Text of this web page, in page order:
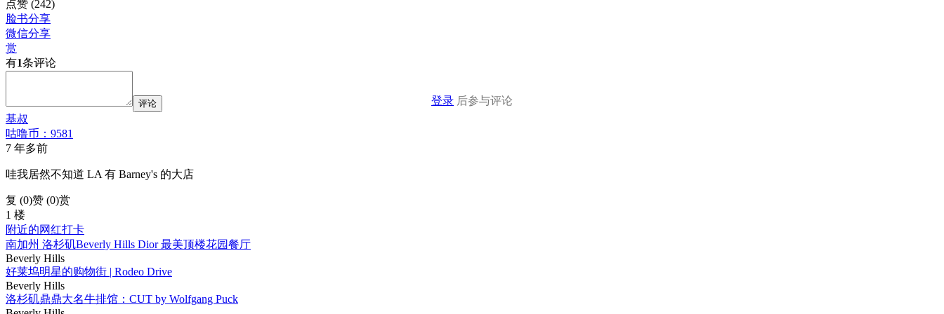
点赞 (242)
脸书分享
微信分享
赏
有1条评论
登录 后参与评论
评论
基叔
咕噜币：9581
7 年多前
哇我居然不知道 LA 有 Barney's 的大店
复 (0)赞 (0)赏
1 楼
附近的网红打卡
南加州 洛杉矶Beverly Hills Dior 最美顶楼花园餐厅
Beverly Hills
好莱坞明星的购物街 | Rodeo Drive
Beverly Hills
洛杉矶鼎鼎大名牛排馆：CUT by Wolfgang Puck